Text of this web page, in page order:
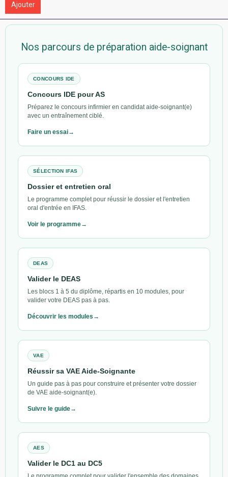
Ajouter
Nos parcours de préparation aide-soignant
CONCOURS IDE
Concours IDE pour AS
Préparez le concours infirmier en candidat aide-soignant(e)
avec un entraînement ciblé.
Faire un essai
SÉLECTION IFAS
Dossier et entretien oral
Le programme complet pour réussir le dossier et l'entretien
oral d'entrée en IFAS.
Voir le programme
DEAS
Valider le DEAS
Les blocs 1 à 5 du diplôme, répartis en 10 modules, pour
valider votre DEAS pas à pas.
Découvrir les modules
VAE
Réussir sa VAE Aide-Soignante
Un guide pas à pas pour construire et présenter votre dossier
de VAE aide-soignant(e).
Suivre le guide
AES
Valider le DC1 au DC5